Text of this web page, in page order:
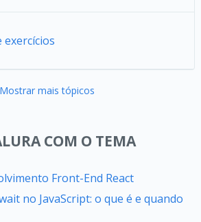
exercícios
Mostrar mais tópicos
COM O TEMA
Front-End React
no JavaScript: o que é e quando